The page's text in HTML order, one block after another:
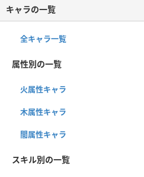
キャラの一覧
全キャラ一覧
属性別の一覧
火属性キャラ
木属性キャラ
闇属性キャラ
スキル別の一覧